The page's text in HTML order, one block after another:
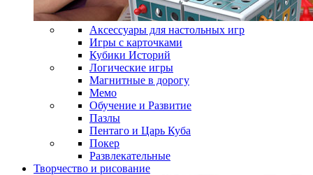
Аксессуары для настольных игр
Игры с карточками
Кубики Историй
Логические игры
Магнитные в дорогу
Мемо
Обучение и Развитие
Пазлы
Пентаго и Царь Куба
Покер
Развлекательные
Творчество и рисование